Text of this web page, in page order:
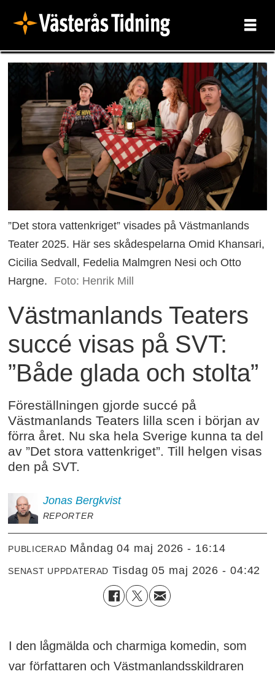
”Det stora vattenkriget” visades på Västmanlands
Teater 2025. Här ses skådespelarna Omid Khansari,
Cicilia Sedvall, Fedelia Malmgren Nesi och Otto
Hargne.
Foto: Henrik Mill
Västmanlands Teaters
succé visas på SVT:
”Både glada och stolta”
Föreställningen gjorde succé på
Västmanlands Teaters lilla scen i början av
förra året. Nu ska hela Sverige kunna ta del
av ”Det stora vattenkriget”. Till helgen visas
den på SVT.
Jonas Bergkvist
REPORTER
PUBLICERAD måndag 04 maj 2026 - 16:14
SENAST UPPDATERAD tisdag 05 maj 2026 - 04:42
I den lågmälda och charmiga komedin, som
var författaren och Västmanlandsskildraren